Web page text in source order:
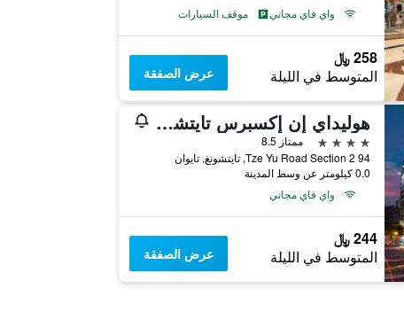
واي فاي مجاني
موقف السيارات
258 ﷼
المتوسط في الليلة عرض الصفقة
هوليداي إن إكسبرس تايتشونج بارك باي آيتش جي
4 نجوم
ممتاز 8.5
94 Tze Yu Road Section 2, تايتشونغ, تايوان
0.0 كيلومتر عن وسط المدينة
واي فاي مجاني
244 ﷼
المتوسط في الليلة عرض الصفقة